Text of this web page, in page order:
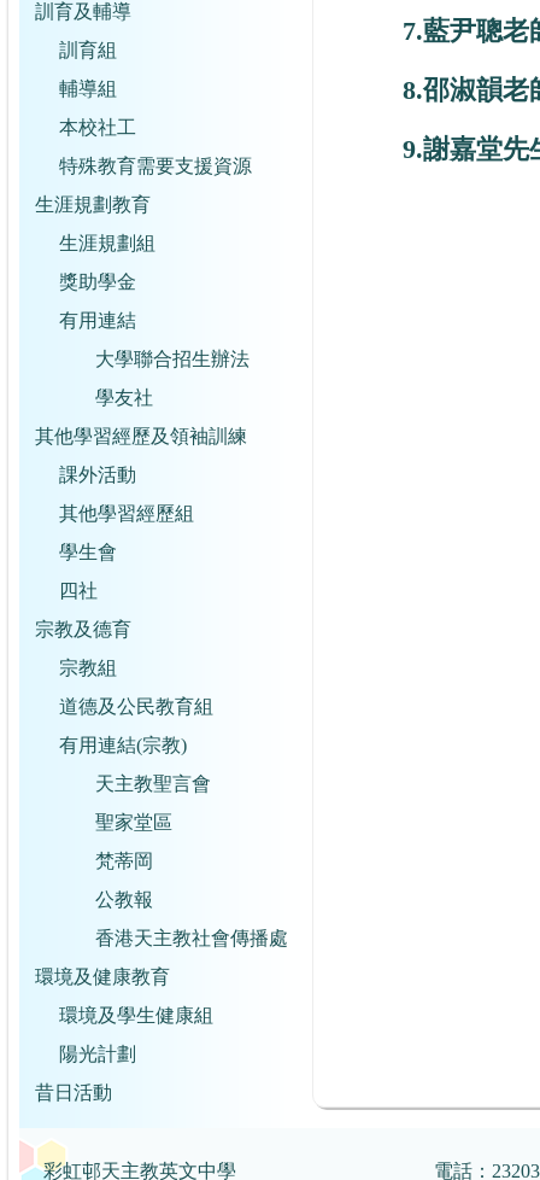
訓育及輔導
訓育組
輔導組
本校社工
特殊教育需要支援資源
生涯規劃教育
生涯規劃組
獎助學金
有用連結
大學聯合招生辦法
學友社
其他學習經歷及領袖訓練
課外活動
其他學習經歷組
學生會
四社
宗教及德育
宗教組
道德及公民教育組
有用連結(宗教)
天主教聖言會
聖家堂區
梵蒂岡
公教報
香港天主教社會傳播處
環境及健康教育
環境及學生健康組
陽光計劃
昔日活動
7.藍尹聰老
8.邵淑韻老
9.謝嘉堂先
彩虹邨天主教英文中學 電話：